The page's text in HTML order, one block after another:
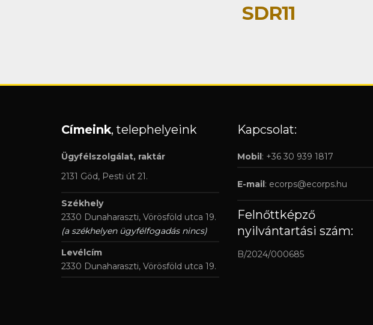
SDR11
Címeink, telephelyeink
Ügyfélszolgálat, raktár
2131 Göd, Pesti út 21.
Székhely
2330 Dunaharaszti, Vörösföld utca 19.
(a székhelyen ügyfélfogadás nincs)
Levélcím
2330 Dunaharaszti, Vörösföld utca 19.
Kapcsolat:
Mobil: +36 30 939 1817
E-mail: ecorps@ecorps.hu
Felnőttképző
nyilvántartási szám:
B/2024/000685